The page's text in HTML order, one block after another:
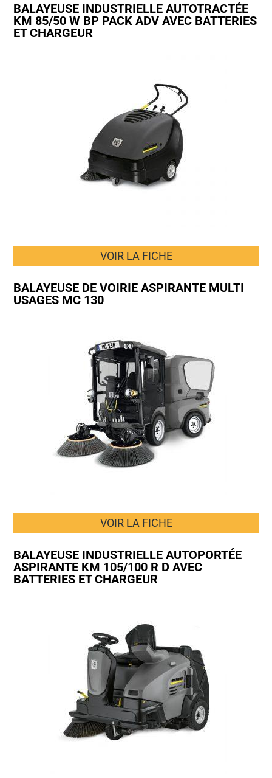
BALAYEUSE INDUSTRIELLE AUTOTRACTÉE
KM 85/50 W BP PACK ADV AVEC BATTERIES
ET CHARGEUR
VOIR LA FICHE
BALAYEUSE DE VOIRIE ASPIRANTE MULTI
USAGES MC 130
VOIR LA FICHE
BALAYEUSE INDUSTRIELLE AUTOPORTÉE
ASPIRANTE KM 105/100 R D AVEC
BATTERIES ET CHARGEUR